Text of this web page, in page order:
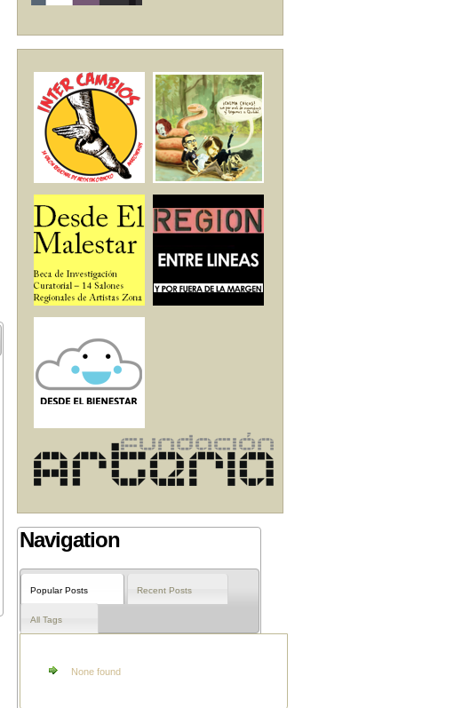
Navigation
Popular Posts Recent Posts
All Tags
None found